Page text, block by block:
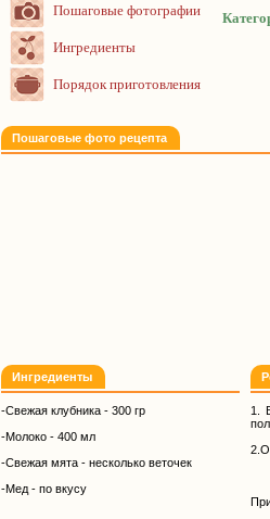
Пошаговые фотографии
Ингредиенты
Порядок приготовления
Пошаговые фото рецепта
Ингредиенты
-Свежая клубника - 300 гр
-Молоко - 400 мл
-Свежая мята - несколько веточек
-Мед - по вкусу
1.